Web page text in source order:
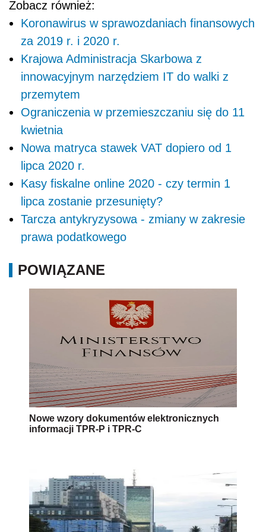
Zobacz również:
Koronawirus w sprawozdaniach finansowych
za 2019 r. i 2020 r.
Krajowa Administracja Skarbowa z
innowacyjnym narzędziem IT do walki z
przemytem
Ograniczenia w przemieszczaniu się do 11
kwietnia
Nowa matryca stawek VAT dopiero od 1
lipca 2020 r.
Kasy fiskalne online 2020 - czy termin 1
lipca zostanie przesunięty?
Tarcza antykryzysowa - zmiany w zakresie
prawa podatkowego
POWIĄZANE
Nowe wzory dokumentów elektronicznych
informacji TPR-P i TPR-C